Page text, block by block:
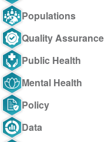
Populations
Quality Assurance
Public Health
Mental Health
Policy
Data